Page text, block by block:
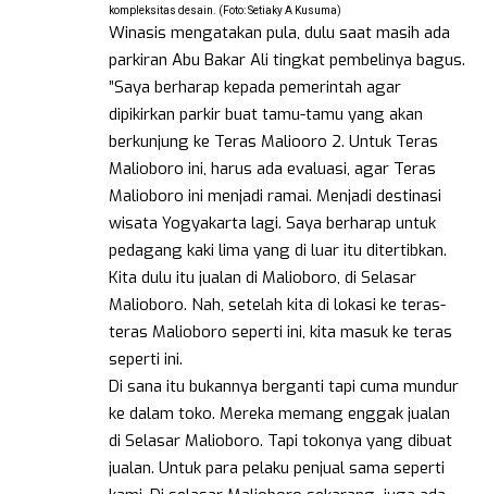
kompleksitas desain. (Foto: Setiaky A Kusuma)
Winasis mengatakan pula, dulu saat masih ada
parkiran Abu Bakar Ali tingkat pembelinya bagus.
”Saya berharap kepada pemerintah agar
dipikirkan parkir buat tamu-tamu yang akan
berkunjung ke Teras Maliooro 2. Untuk Teras
Malioboro ini, harus ada evaluasi, agar Teras
Malioboro ini menjadi ramai. Menjadi destinasi
wisata Yogyakarta lagi. Saya berharap untuk
pedagang kaki lima yang di luar itu ditertibkan.
Kita dulu itu jualan di Malioboro, di Selasar
Malioboro. Nah, setelah kita di lokasi ke teras-
teras Malioboro seperti ini, kita masuk ke teras
seperti ini.
Di sana itu bukannya berganti tapi cuma mundur
ke dalam toko. Mereka memang enggak jualan
di Selasar Malioboro. Tapi tokonya yang dibuat
jualan. Untuk para pelaku penjual sama seperti